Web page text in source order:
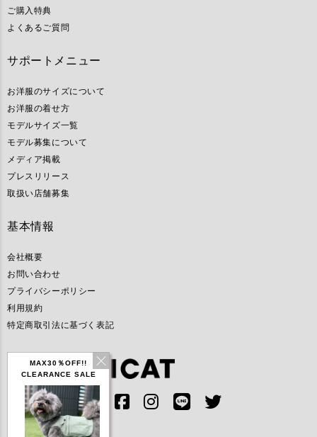
MAX30％OFF!!
CLEARANCE SALE
ご購入特典
よくあるご質問
サポートメニュー
お洋服のサイズについて
お洋服の着せ方
モデルサイズ一覧
モデル募集について
メディア掲載
プレスリリース
取扱い店舗募集
基本情報
会社概要
お問い合わせ
プライバシーポリシー
利用規約
特定商取引法に基づく表記